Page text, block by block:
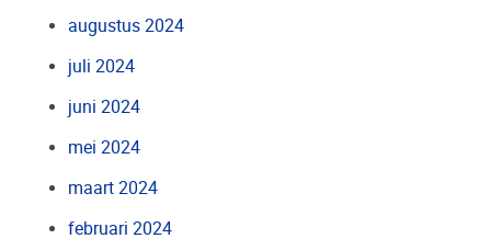
augustus 2024
juli 2024
juni 2024
mei 2024
maart 2024
februari 2024